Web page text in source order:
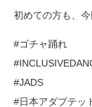
初めての方も、
#ゴチャ踊れ
#JADS
#日本アダプテッ